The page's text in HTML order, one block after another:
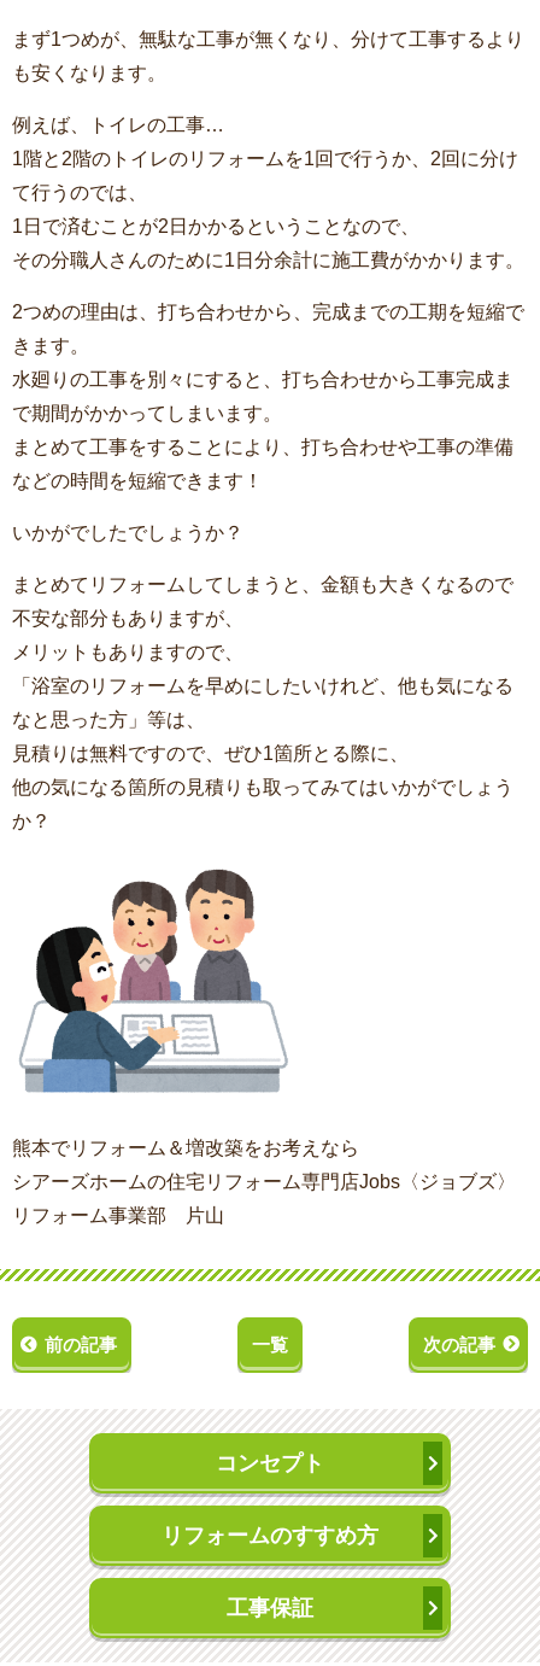
まず1つめが、無駄な工事が無くなり、分けて工事するより
も安くなります。
例えば、トイレの工事…
1階と2階のトイレのリフォームを1回で行うか、2回に分け
て行うのでは、
1日で済むことが2日かかるということなので、
その分職人さんのために1日分余計に施工費がかかります。
2つめの理由は、打ち合わせから、完成までの工期を短縮で
きます。
水廻りの工事を別々にすると、打ち合わせから工事完成ま
で期間がかかってしまいます。
まとめて工事をすることにより、打ち合わせや工事の準備
などの時間を短縮できます！
いかがでしたでしょうか？
まとめてリフォームしてしまうと、金額も大きくなるので
不安な部分もありますが、
メリットもありますので、
「浴室のリフォームを早めにしたいけれど、他も気になる
なと思った方」等は、
見積りは無料ですので、ぜひ1箇所とる際に、
他の気になる箇所の見積りも取ってみてはいかがでしょう
か？
熊本でリフォーム＆増改築をお考えなら
シアーズホームの住宅リフォーム専門店Jobs〈ジョブズ〉
リフォーム事業部 片山
前の記事 一覧 次の記事
コンセプト
リフォームのすすめ方
工事保証